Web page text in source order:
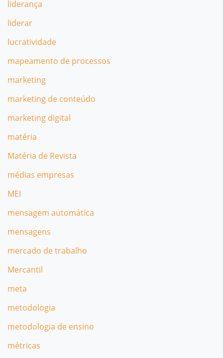
liderança
liderar
lucratividade
mapeamento de processos
marketing
marketing de conteúdo
marketing digital
matéria
Matéria de Revista
médias empresas
MEI
mensagem automática
mensagens
mercado de trabalho
Mercantil
meta
metodologia
metodologia de ensino
métricas